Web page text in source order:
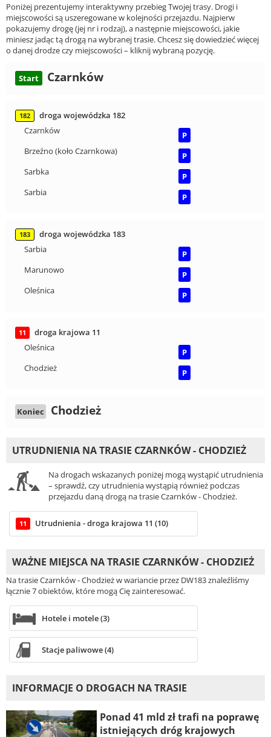
Poniżej prezentujemy interaktywny przebieg Twojej trasy. Drogi i
miejscowości są uszeregowane w kolejności przejazdu. Najpierw
pokazujemy drogę (jej nr i rodzaj), a następnie miejscowości, jakie
miniesz jadąc tą drogą na wybranej trasie. Chcesz się dowiedzieć więcej
o danej drodze czy miejscowości – kliknij wybraną pozycję.
Start Czarnków
182
droga wojewódzka 182
Czarnków
P
Brzeźno (koło Czarnkowa)
P
Sarbka
P
Sarbia
P
183
droga wojewódzka 183
Sarbia
P
Marunowo
P
Oleśnica
P
11
droga krajowa 11
Oleśnica
P
Chodzież
P
Koniec Chodzież
UTRUDNIENIA NA TRASIE CZARNKÓW - CHODZIEŻ
Na drogach wskazanych poniżej mogą wystąpić utrudnienia
– sprawdź, czy utrudnienia wystąpią również podczas
przejazdu daną drogą na trasie Czarnków - Chodzież.
11 Utrudnienia - droga krajowa 11 (10)
WAŻNE MIEJSCA NA TRASIE CZARNKÓW - CHODZIEŻ
Na trasie Czarnków - Chodzież w wariancie przez DW183 znaleźliśmy
łącznie 7 obiektów, które mogą Cię zainteresować.
Hotele i motele (3)
Stacje paliwowe (4)
INFORMACJE O DROGACH NA TRASIE
Ponad 41 mld zł trafi na poprawę
istniejących dróg krajowych